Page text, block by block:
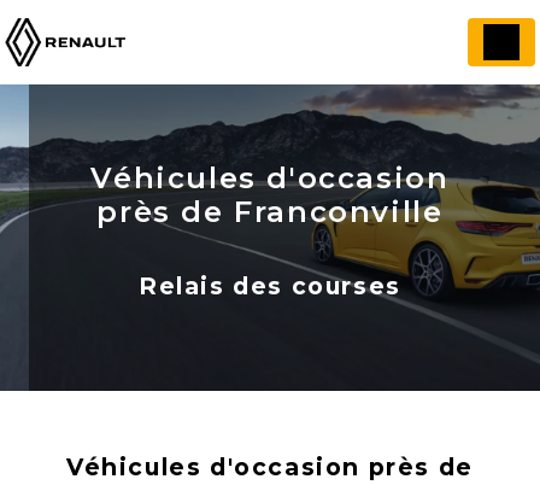
Véhicules d'occasion
près de Franconville
Relais des courses
Véhicules d'occasion près de